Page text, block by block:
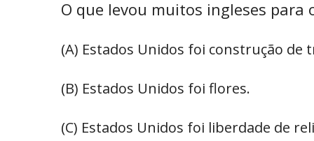
O que levou muitos ingleses para
(A) Estados Unidos foi construção de
(B) Estados Unidos foi flores.
(C) Estados Unidos foi liberdade de